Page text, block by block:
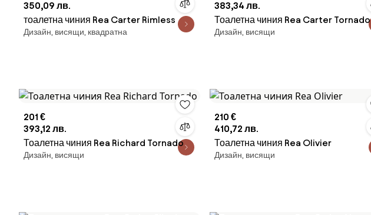
350,09 лв.
тоалетна чиния Rea Carter Rimless
Дизайн, висящи, квадратна
383,34 лв.
Тоалетна чиния Rea Carter Tornado
Дизайн, висящи
201 €
393,12 лв.
Тоалетна чиния Rea Richard Tornado
Дизайн, висящи
210 €
410,72 лв.
Тоалетна чиния Rea Olivier
Дизайн, висящи